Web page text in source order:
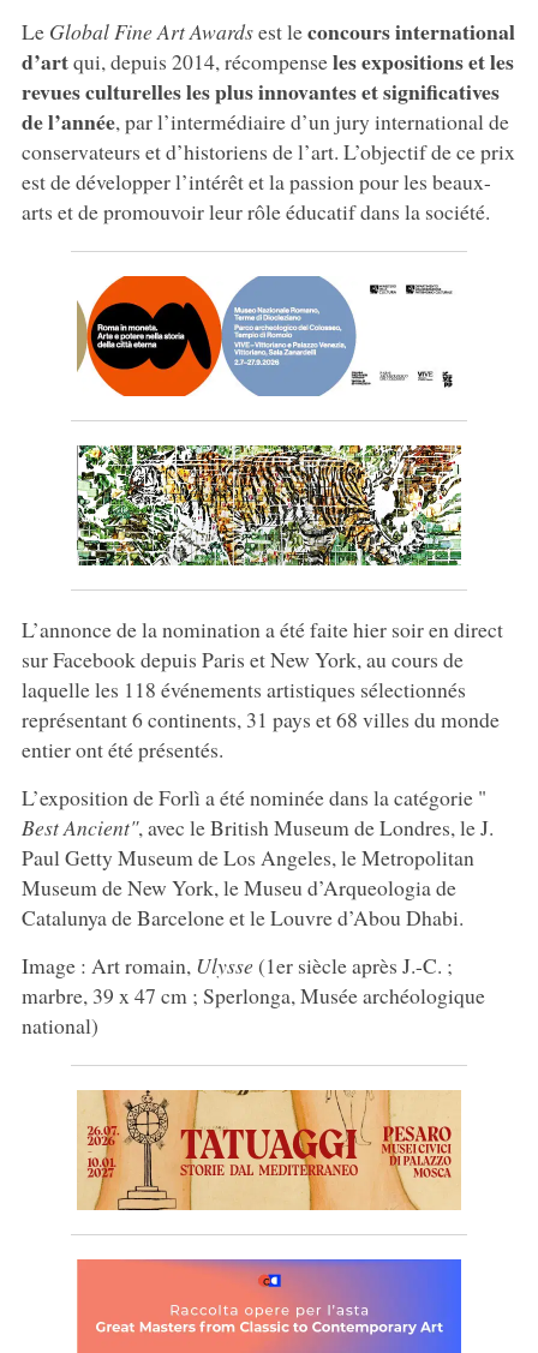
Le Global Fine Art Awardsest leconcours international
d’artqui, depuis 2014, récompenseles expositions et les
revues culturelles les plus innovantes et significatives
de l’année, par l’intermédiaire d’un jury international de
conservateurs et d’historiens de l’art. L’objectif de ce prix
est de développer l’intérêt et la passion pour les beaux-
arts et de promouvoir leur rôle éducatif dans la société.
L’annonce de la nomination a été faite hier soir en direct
sur Facebook depuis Paris et New York, au cours de
laquelle les 118 événements artistiques sélectionnés
représentant 6 continents, 31 pays et 68 villes du monde
entier ont été présentés.
L’exposition de Forlì a été nominée dans la catégorie "
Best Ancient", avec le British Museum de Londres, le J.
Paul Getty Museum de Los Angeles, le Metropolitan
Museum de New York, le Museu d’Arqueologia de
Catalunya de Barcelone et le Louvre d’Abou Dhabi.
Image : Art romain, Ulysse(1er siècle après J.-C. ;
marbre, 39 x 47 cm ; Sperlonga, Musée archéologique
national)